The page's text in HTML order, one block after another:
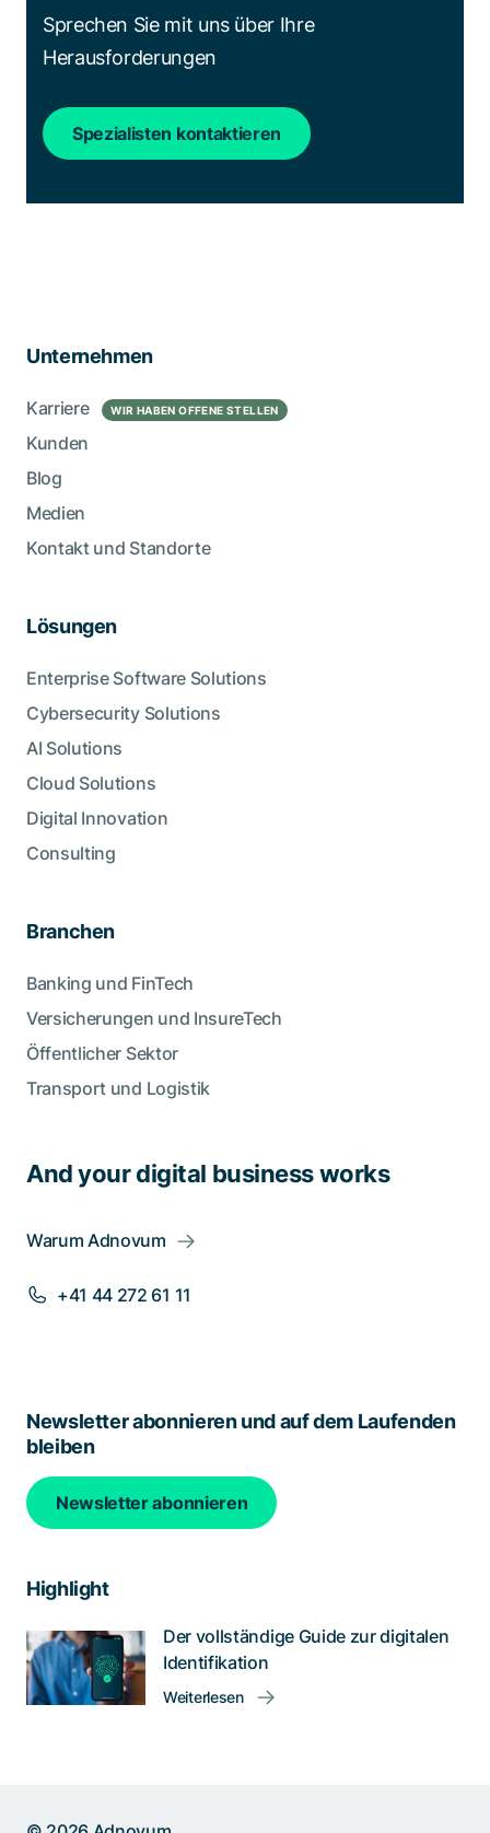
Sprechen Sie mit uns über Ihre
Herausforderungen
Spezialisten kontaktieren
And your digital business works
Warum Adnovum
+41 44 272 61 11
Unternehmen
Karriere WIR HABEN OFFENE STELLEN
Kunden
Blog
Medien
Kontakt und Standorte
Lösungen
Enterprise Software Solutions
Cybersecurity Solutions
AI Solutions
Cloud Solutions
Digital Innovation
Consulting
Branchen
Banking und FinTech
Versicherungen und InsureTech
Öffentlicher Sektor
Transport und Logistik
Newsletter abonnieren und auf dem Laufenden
bleiben
Newsletter abonnieren
Highlight
Der vollständige Guide zur digitalen
Identifikation
Weiterlesen